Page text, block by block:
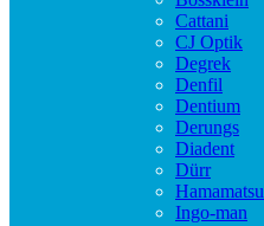
Cattani
CJ Optik
Degrek
Denfil
Dentium
Derungs
Diadent
Dürr
Hamamatsu
Ingo-man